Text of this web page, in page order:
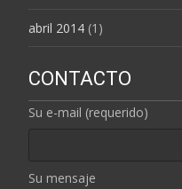
abril 2014 (1)
CONTACTO
Su e-mail (requerido)
Su mensaje